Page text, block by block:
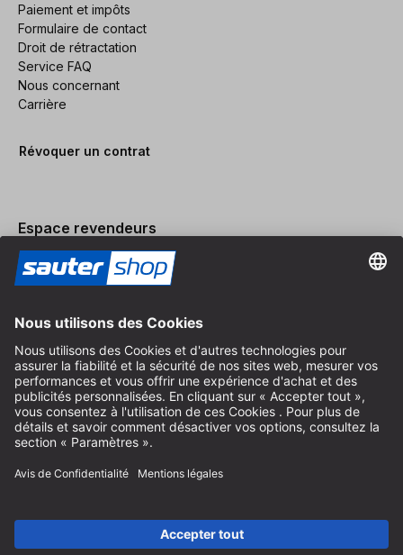
Paiement et impôts
Formulaire de contact
Droit de rétractation
Service FAQ
Nous concernant
Carrière
Révoquer un contrat
Espace revendeurs
Devenir revendeur
Mentions légales
Conditions Générales
Protection des Données
Paramètres des Cookies
TVA incl. / frais de port en sus
* livraison gratuite à partir de 150 euros d'achat en Allemagne pour
les tailles de colis standard, hors articles encombrants et fret